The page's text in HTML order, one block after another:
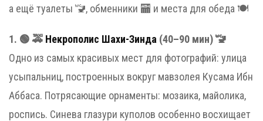
а ещё туалеты 🚾, обменники 🏧 и места для обеда 🍽
1. 🟢 🚕 Некрополис Шахи-Зинда (40–90 мин) 🚾
Одно из самых красивых мест для фотографий: улица
усыпальниц, построенных вокруг мавзолея Кусама Ибн
Аббаса. Потрясающие орнаменты: мозаика, майолика,
роспись. Синева глазури куполов особенно восхищает